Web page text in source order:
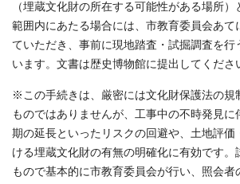
（埋蔵文化財の所在する可能性がある場所
範囲内にあたる場合には、市教育委員会あて
ていただき、事前に現地踏査・試掘調査を行
います。文書は歴史博物館に提出してくださ
※この手続きは、厳密には文化財保護法の規
ものではありませんが、工事中の不時発見に
期の延長といったリスクの回避や、土地評価
ける埋蔵文化財の有無の明確化に有効です。
もので基本的に市教育委員会が行い、照会者